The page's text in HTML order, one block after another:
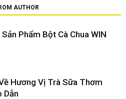
AUTHOR
Phẩm Bột Cà Chua WIN
Hương Vị Trà Sữa Thơm
Dẫn